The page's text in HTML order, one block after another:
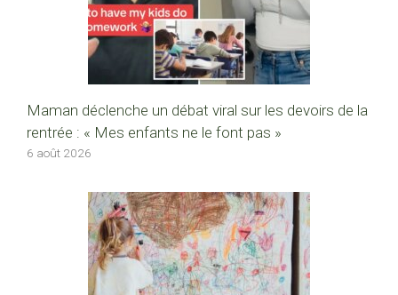
Maman déclenche un débat viral sur les devoirs de la
rentrée : « Mes enfants ne le font pas »
6 août 2026